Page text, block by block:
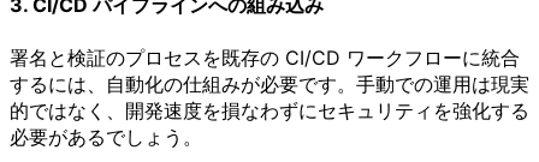
3. CI/CD パイプラインへの組み込み
署名と検証のプロセスを既存の CI/CD ワークフローに統合
するには、自動化の仕組みが必要です。手動での運用は現実
的ではなく、開発速度を損なわずにセキュリティを強化する
必要があるでしょう。